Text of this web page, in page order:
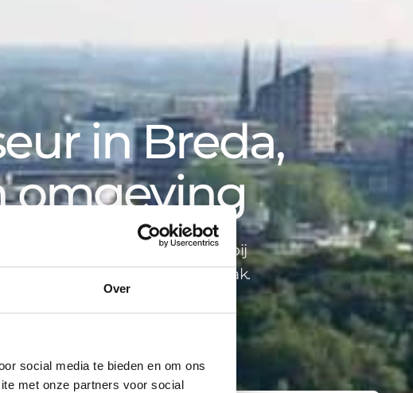
Over
social media te bieden en om ons
met onze partners voor social
in Breda,
omgeving
aankoopbegeleiding tot advies bij
vind je alles onder één dak.